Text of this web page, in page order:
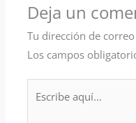
Deja un
Tu dirección de
Los campos